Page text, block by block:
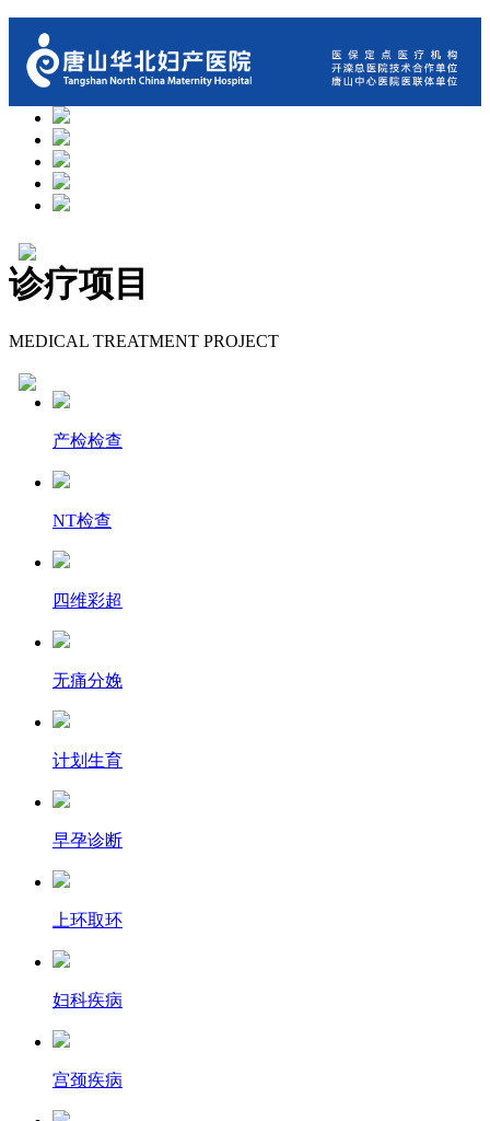
诊疗项目
MEDICAL TREATMENT PROJECT
产检检查
NT检查
四维彩超
无痛分娩
计划生育
早孕诊断
上环取环
妇科疾病
宫颈疾病